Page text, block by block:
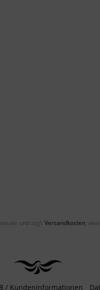
und zzgl. Versandkosten,
/ Kundeninformationen